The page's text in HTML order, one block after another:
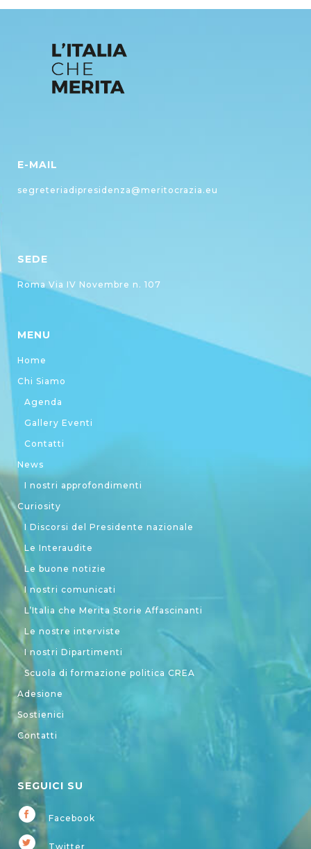
E-MAIL
segreteriadipresidenza@meritocrazia.eu
SEDE
Roma Via IV Novembre n. 107
MENU
Home
Chi Siamo
Agenda
Gallery Eventi
Contatti
News
I nostri approfondimenti
Curiosity
I Discorsi del Presidente nazionale
Le Interaudite
Le buone notizie
I nostri comunicati
L’Italia che Merita Storie Affascinanti
Le nostre interviste
I nostri Dipartimenti
Scuola di formazione politica CREA
Adesione
Sostienici
Contatti
SEGUICI SU
Facebook
Twitter